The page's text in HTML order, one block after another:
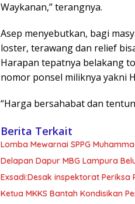
Waykanan,” terangnya.
Asep menyebutkan, bagi
loster, terawang dan relief
Harapan tepatnya belakang
nomor ponsel miliknya yakni
“Harga bersahabat dan
Berita Terkait
Lomba Mewarnai SPPG
Delapan Dapur MBG Lampura
Exsadi:Desak inspektorat Periksa
Ketua MKKS Bantah Kondisikan